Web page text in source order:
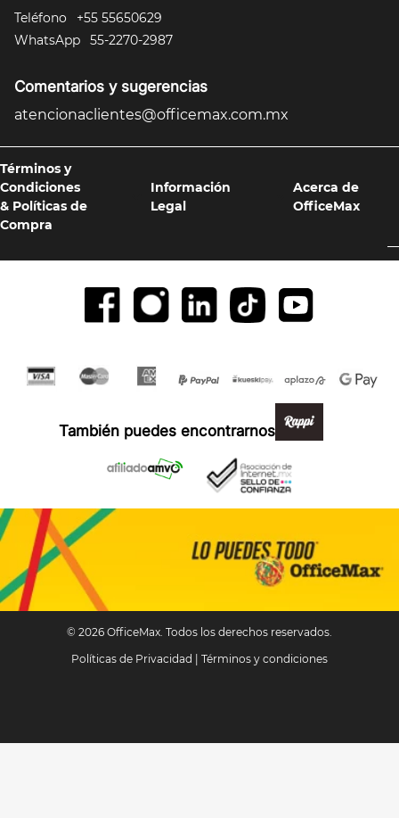
Teléfono
+55 55650629
WhatsApp
55-2270-2987
Comentarios y sugerencias
atencionaclientes@officemax.com.mx
Términos y
Condiciones
& Políticas de
Compra
Información
Legal
Acerca de
OfficeMax
Formas de pago y compra 100% segura
También puedes encontrarnos en:
© 2026 OfficeMax. Todos los derechos reservados.
Políticas de Privacidad
Términos y condiciones
10. sillas